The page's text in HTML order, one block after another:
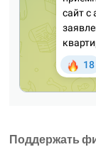
Поддержать